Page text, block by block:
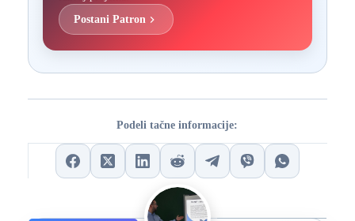
Postani Patron
Podeli tačne informacije: